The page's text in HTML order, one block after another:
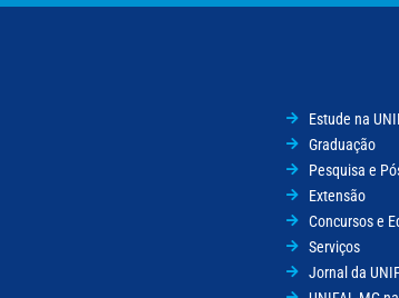
Estude na
Graduação
Pesquisa e
Extensão
Concursos e
Serviços
Jornal da